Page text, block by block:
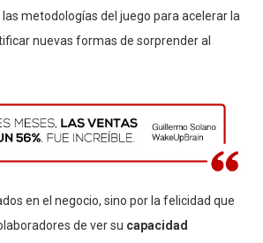
metodologías del juego para acelerar la
nuevas formas de sorprender al
en el negocio, sino por la felicidad que
de ver su capacidad